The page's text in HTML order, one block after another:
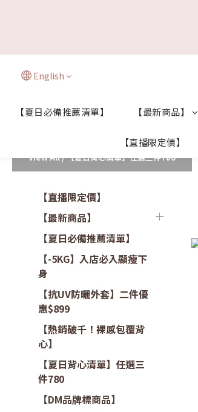
English
【夏日必備推薦清單】 【最新商品】
【直播限定價】
View All/【夏日背心清單】任選三件780
【直播限定價】
【最新商品】
【夏日必備推薦清單】
【-5KG】入店必入顯瘦下
身
【抗UV防曬外套】二件優
惠$899
【熱銷破千！裸感包覆背
心】
【夏日背心清單】任選三
件780
【DM品牌標商品】